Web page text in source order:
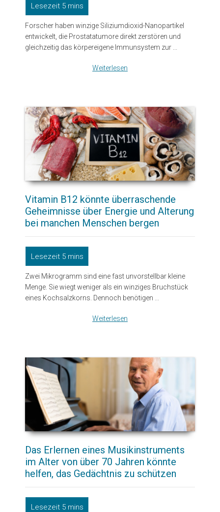
Forscher haben winzige Siliziumdioxid-Nanopartikel
entwickelt, die Prostatatumore direkt zerstören und
gleichzeitig das körpereigene Immunsystem zur ...
Weiterlesen
Vitamin B12 könnte überraschende
Geheimnisse über Energie und Alterung
bei manchen Menschen bergen
Zwei Mikrogramm sind eine fast unvorstellbar kleine
Menge. Sie wiegt weniger als ein winziges Bruchstück
eines Kochsalzkorns. Dennoch benötigen ...
Weiterlesen
Das Erlernen eines Musikinstruments
im Alter von über 70 Jahren könnte
helfen, das Gedächtnis zu schützen